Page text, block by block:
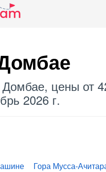
цены от
2026 г.
Гора Мусса-